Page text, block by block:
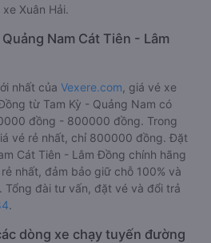
Xuân Hải.
Nam Cát Tiên - Lâm
nhất của Vexere.com , giá vé xe
từ Tam Kỳ - Quảng Nam có
đồng - 800000 đồng. Trong
vé rẻ nhất, chỉ 800000 đồng. Đặt
Cát Tiên - Lâm Đồng chính hãng
nhất, đảm bảo giữ chỗ 100% và
Tổng đài tư vấn, đặt vé và đổi trả
.
dòng xe chạy tuyến đường